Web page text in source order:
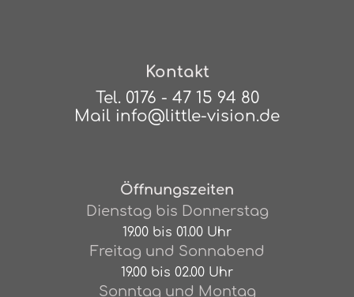
Kontakt
Tel. 0176 - 47 15 94 80
Mail info@little-vision.de
Öffnungszeiten
Dienstag bis Donnerstag
19.00 bis 01.00 Uhr
Freitag und Sonnabend
19.00 bis 02.00 Uhr
Sonntag und Montag